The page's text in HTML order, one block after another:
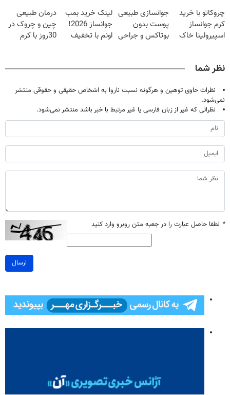
شدی🔥
تخفیف سفارش
فوری)
چروکاتو با خرید
کرم جوانساز
اسپیرولینا خاک
جوانسازی طبیعی
پوست بدون
بوتاکس و جراحی
لینک خرید بمب
جوانساز 2026!
اونم با تخفیف
درمان طبیعی
چین و چروک در
30روز با کرم
نظر شما
نظرات حاوی توهین و هرگونه نسبت ناروا به اشخاص حقیقی و حقوقی منتشر
نمی‌شود.
نظراتی که غیر از زبان فارسی یا غیر مرتبط با خبر باشد منتشر نمی‌شود.
* لطفا حاصل عبارت را در جعبه متن روبرو وارد کنید
ارسال